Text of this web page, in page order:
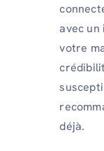
avec
votre
déjà.